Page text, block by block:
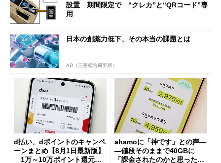
設置 期間限定で “クレカ”と“QRコード”専
用
日本の創薬力低下、その本当の課題とは
AD（三菱総合研究所）
d払い、dポイントのキャンペ
ーンまとめ【8月1日最新版】
1万～10万ポイント還元の
ahamoに「神です」との声―
―値段そのままで40GBに
「課金されたのかと思った」